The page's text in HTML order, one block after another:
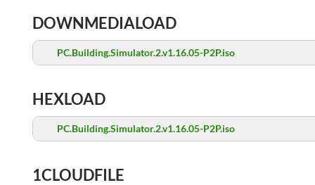
DOWNMEDIALOAD
PC.Building.Simulator.2.v1.16.05-P2P.iso
HEXLOAD
PC.Building.Simulator.2.v1.16.05-P2P.iso
1CLOUDFILE